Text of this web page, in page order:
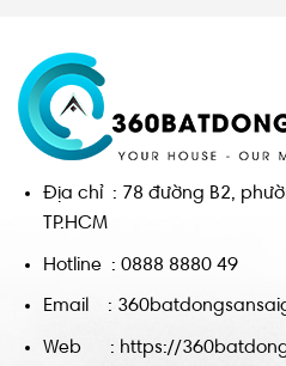
Địa chỉ : 78 đường B2,
TP.HCM
Hotline : 0888 8880 49
Email :
Web : https://